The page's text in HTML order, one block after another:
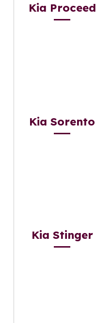
Kia Proceed
Kia Sorento
Kia Stinger